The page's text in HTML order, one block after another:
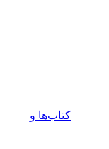
کتاب‌ها و